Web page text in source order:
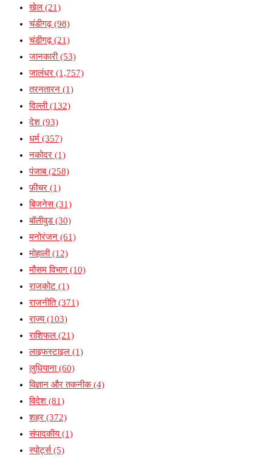
खेल (21)
चंडीगढ़(98)
चंडीगढ़(21)
जानकारी(53)
जालंधर (1,757)
तरनतारन (1)
दिल्ली(132)
देश (93)
धर्म (357)
नकोदर (1)
पंजाब(258)
फ़ीचर (1)
बिजनेस(31)
बॉलीवुड(30)
मनोरंजन (61)
मोहाली(12)
मौसम विभाग (10)
राजकोट (1)
राजनीति(371)
राज्य(103)
राशिफल (21)
लाइफस्टाइल (1)
लुधियाना(60)
विज्ञान और तकनीक(4)
विदेश (81)
शहर (372)
संपादकीय(1)
स्पोर्ट्स(5)